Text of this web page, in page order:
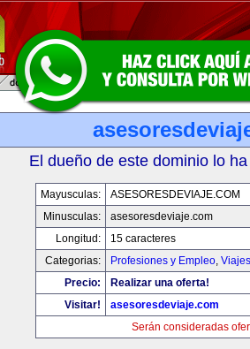
El dueño de este dominio lo
Mayusculas:
ASESORESDEVIAJE.COM
Minusculas:
asesoresdeviaje.com
Longitud:
15 caracteres
Categorias:
Profesiones y Empleo,
Precio:
Realizar una oferta!
Visitar!
asesoresdeviaje.com
Serán consideradas